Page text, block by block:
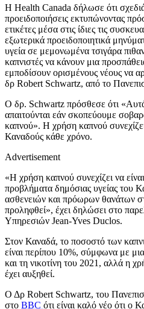
Η Health Canada δήλωσε ότι
προειδοποιήσεις εκτυπώνοντας
ετικέτες μέσα στις ίδιες τις
εξωτερικά προειδοποιητικά
υγεία σε μεμονωμένα τσιγάρα
καπνιστές να κάνουν μια
εμποδίσουν ορισμένους νέους να
δρ Robert Schwartz, από το
Ο δρ. Schwartz πρόσθεσε ότι
απαιτούνται εάν σκοπεύουμε
καπνού». Η χρήση καπνού
Καναδούς κάθε χρόνο.
Advertisement
«Η χρήση καπνού συνεχίζει να
προβλήματα δημόσιας υγείας του
ασθενειών και πρόωρων θανάτων
προληφθεί», έχει δηλώσει στο
Υπηρεσιών Jean-Yves Duclos.
Στον Καναδά, το ποσοστό των
είναι περίπου 10%, σύμφωνα με
και τη νικοτίνη του 2021, αλλά η
έχει αυξηθεί.
Ο Δρ Robert Schwartz, του
στο BBC ότι είναι καλό νέο ότι ο